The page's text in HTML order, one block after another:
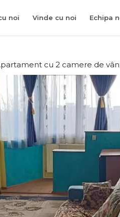
noi Vinde cu noi Echipa
cu 2 camere de